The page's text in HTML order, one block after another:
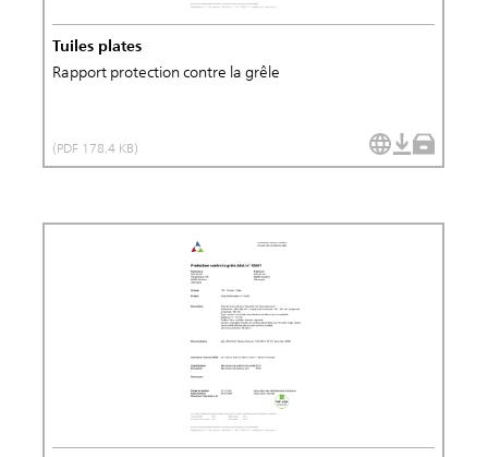
Tuiles plates
Rapport protection contre la grêle
(PDF 178.4 KB)